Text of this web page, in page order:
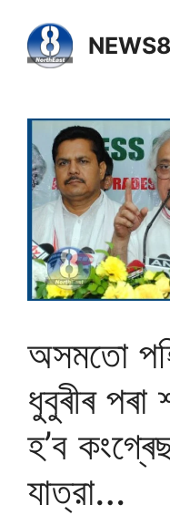
অসমতো
ধুবুৰীৰ
হ’ব
যাত্রা…